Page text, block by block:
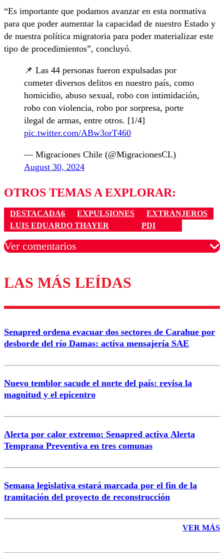
“Es importante que podamos avanzar en esta normativa
para que poder aumentar la capacidad de nuestro Estado y
de nuestra política migratoria para poder materializar este
tipo de procedimientos”, concluyó.
📌 Las 44 personas fueron expulsadas por
cometer diversos delitos en nuestro país, como
homicidio, abuso sexual, robo con intimidación,
robo con violencia, robo por sorpresa, porte
ilegal de armas, entre otros. [1/4]
pic.twitter.com/ABw3orT460
— Migraciones Chile (@MigracionesCL)
August 30, 2024
OTROS TEMAS A EXPLORAR:
DESTACADA6 EXPULSIONES
EXTRANJEROS
LUIS EDUARDO THAYER
PDI
Ver comentarios
Los comentarios son moderados para garantizar un
diálogo respetuoso.
Correo
LAS MÁS LEÍDAS
Senapred ordena evacuar dos sectores de Carahue por
desborde del río Damas: activa mensajería SAE
Nuevo temblor sacude el norte del país: revisa la
magnitud y el epicentro
Alerta por calor extremo: Senapred activa Alerta
Temprana Preventiva en tres comunas
Semana legislativa estará marcada por el fin de la
tramitación del proyecto de reconstrucción
VER MÁS